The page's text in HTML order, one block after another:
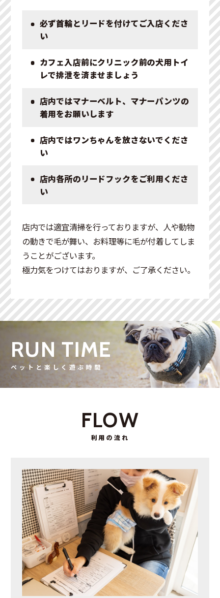
必ず首輪とリードを付けてご入店くださ
い
カフェ入店前にクリニック前の犬用トイ
レで排泄を済ませましょう
店内ではマナーベルト、マナーパンツの
着用をお願いします
店内ではワンちゃんを放さないでくださ
い
店内各所のリードフックをご利用くださ
い
店内では適宜清掃を行っておりますが、人や動物
の動きで毛が舞い、お料理等に毛が付着してしま
うことがございます。
極力気をつけてはおりますが、ご了承ください。
RUN TIME
ペットと楽しく遊ぶ時間
FLOW
利用の流れ